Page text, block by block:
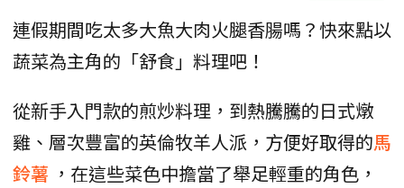
連假期間吃太多大魚大肉火腿香腸嗎？快來點以
蔬菜為主角的「舒食」料理吧！
從新手入門款的煎炒料理，到熱騰騰的日式燉
雞、層次豐富的英倫牧羊人派，方便好取得的馬
鈴薯 ，在這些菜色中擔當了舉足輕重的角色，